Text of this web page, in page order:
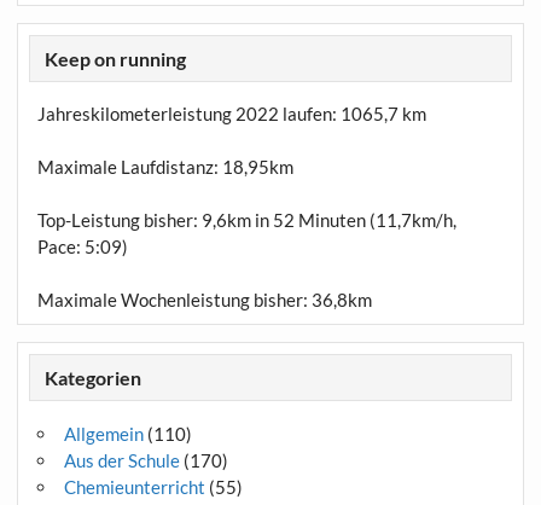
Keep on running
Jahreskilometerleistung 2022 laufen: 1065,7 km
Maximale Laufdistanz: 18,95km
Top-Leistung bisher: 9,6km in 52 Minuten (11,7km/h,
Pace: 5:09)
Maximale Wochenleistung bisher: 36,8km
Kategorien
Allgemein(110)
Aus der Schule(170)
Chemieunterricht (55)